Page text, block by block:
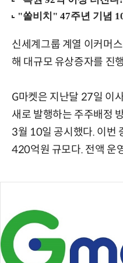
신세계그룹 계열 이커머
해 대규모 유상증자를 진
G마켓은 지난달 27일 이
새로 발행하는 주주배정
3월 10일 공시했다. 이번
420억원 규모다. 전액 운